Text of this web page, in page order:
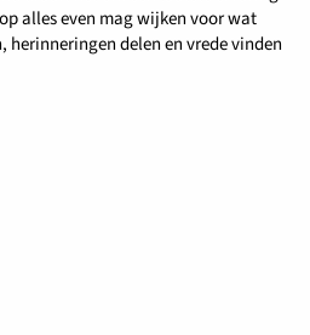
alles even mag wijken voor wat
delen en vrede vinden